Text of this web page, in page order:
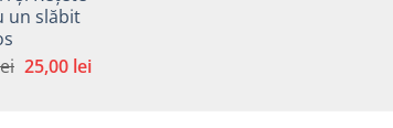
fost:
un slăbit
Prețul
25,00 leiPrețul